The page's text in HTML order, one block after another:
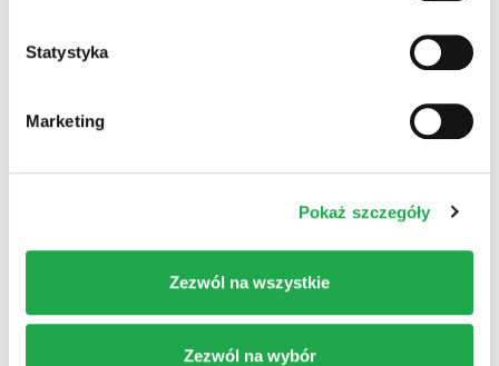
Statystyka
Marketing
Pokaż szczegóły
Zezwól na wszystkie
Zezwól na wybór